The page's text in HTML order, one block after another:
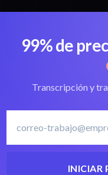
99% de
Transcripción y
INICIAR